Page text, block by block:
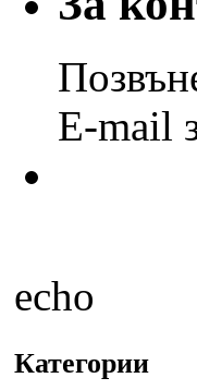
месеци
E-mail
echo
Категории